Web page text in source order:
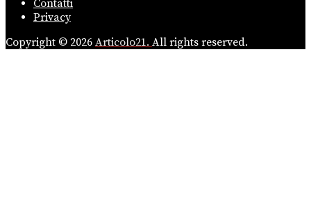
Contatti
Privacy
Copyright © 2026 Articolo21. All rights reserved.